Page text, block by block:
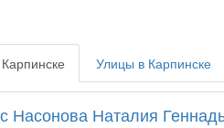
Улицы в Карпинске
Насонова Наталия